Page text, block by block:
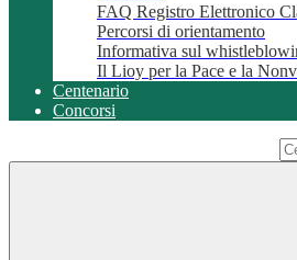
FAQ Registro Elettronico
Percorsi di orientamento
Informativa sul
Il Lioy per la Pace e la
Centenario
Concorsi